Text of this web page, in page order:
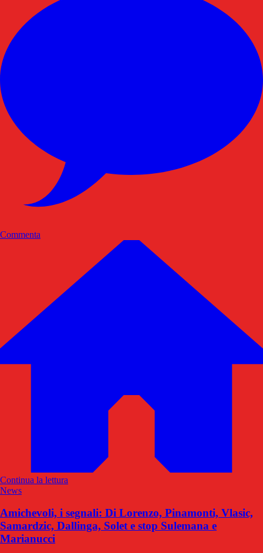
Commenta
Continua la lettura
News
Amichevoli, i segnali: Di Lorenzo, Pinamonti, Vlasic,
Samardzic, Dallinga, Solet e stop Sulemana e
Marianucci